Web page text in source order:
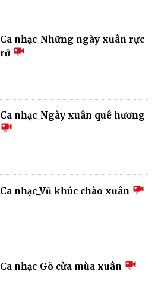
Ca nhạc_Những ngày xuân rực
rỡ
Ca nhạc_Ngày xuân quê hương
Ca nhạc_Vũ khúc chào xuân
Ca nhạc_Gõ cửa mùa xuân